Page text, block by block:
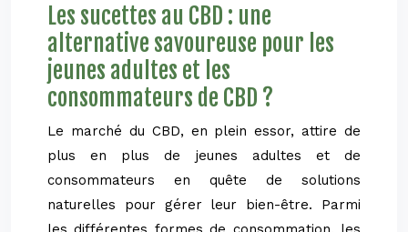
Les sucettes au CBD : une
alternative savoureuse pour les
jeunes adultes et les
consommateurs de CBD ?
Le marché du CBD, en plein essor, attire de
plus en plus de jeunes adultes et de
consommateurs en quête de solutions
naturelles pour gérer leur bien-être. Parmi